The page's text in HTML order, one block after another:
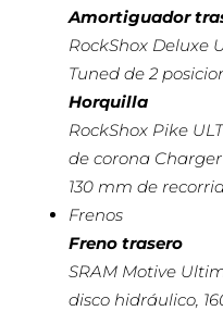
Amortiguador
RockShox Deluxe
Tuned de 2
Horquilla
RockShox Pike
de corona Charger
130 mm de
Frenos
Freno trasero
SRAM Motive
disco hidráulico,